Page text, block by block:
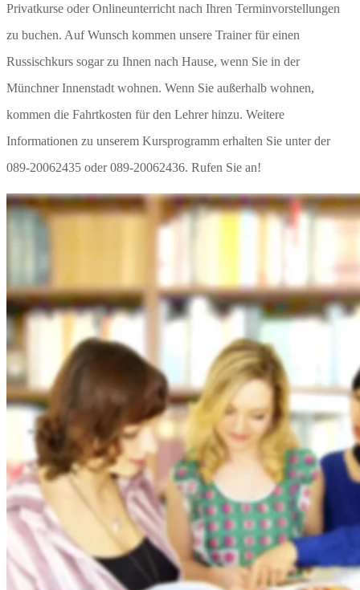
Privatkurse oder Onlineunterricht nach Ihren Terminvorstellungen
zu buchen. Auf Wunsch kommen unsere Trainer für einen
Russischkurs sogar zu Ihnen nach Hause, wenn Sie in der
Münchner Innenstadt wohnen. Wenn Sie außerhalb wohnen,
kommen die Fahrtkosten für den Lehrer hinzu. Weitere
Informationen zu unserem Kursprogramm erhalten Sie unter der
089-20062435 oder 089-20062436. Rufen Sie an!